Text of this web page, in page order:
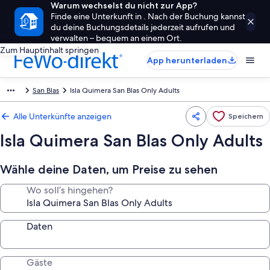
Warum wechselst du nicht zur App?
Finde eine Unterkunft in . Nach der Buchung kannst
du deine Buchungsdetails jederzeit aufrufen und
verwalten – bequem an einem Ort.
Zum Hauptinhalt springen
App herunterladen
San Blas Isla Quimera San Blas Only Adults
Alle Unterkünfte anzeigen Speichern
Isla Quimera San Blas Only Adults
Wähle deine Daten, um Preise zu sehen
Wo soll’s hingehen?
Daten
Gäste